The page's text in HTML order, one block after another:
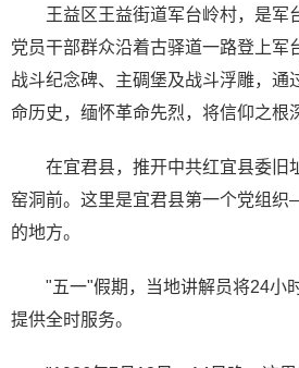
王益区王益街道军台岭村，是军
党员干部群众沿着古驿道一路登上军
战斗纪念碑、主碉堡及战斗浮雕，通
命历史，缅怀革命先烈，将信仰之根
在宜君县，推开中共红宜县委旧
窑洞前。这里是宜君县第一个党组
的地方。
"五一"假期，当地讲解员将24小
提供全时服务。